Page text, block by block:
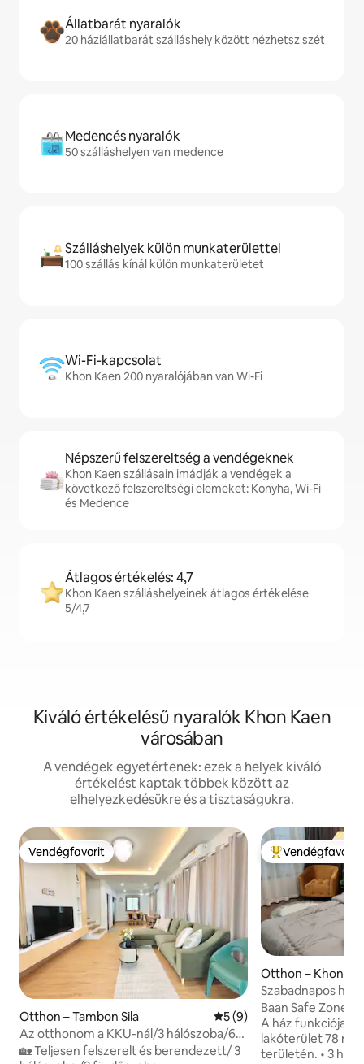
Állatbarát nyaralók
20 háziállatbarát szálláshely között nézhetsz szét
Medencés nyaralók
50 szálláshelyen van medence
Szálláshelyek külön munkaterülettel
100 szállás kínál külön munkaterületet
Wi-Fi-kapcsolat
Khon Kaen 200 nyaralójában van Wi-Fi
Népszerű felszereltség a vendégeknek
Khon Kaen szállásain imádják a vendégek a
következő felszereltségi elemeket: Konyha, Wi-Fi
és Medence
Átlagos értékelés: 4,7
Khon Kaen szálláshelyeinek átlagos értékelése
5/4,7
Kiváló értékelésű nyaralók Khon Kaen
városában
A vendégek egyetértenek: ezek a helyek kiváló
értékelést kaptak többek között az
elhelyezkedésükre és a tisztaságukra.
Vendégfavorit
Vendégfavorit
Otthon – Tambon Sila Átlagos értékelés: 5/5, 9
5 (9)
Az otthonom a KKU-nál/3 hálószoba/6
vendég
🏡 Teljesen felszerelt és berendezett/ 3
Kiemelt
Vendégfavorit
Otthon – Khon
Szabadnapos
otthon
Baan Safe Zone,
A ház funkciója a
lakóterület 78
területén. • 3 hálószobából és 2